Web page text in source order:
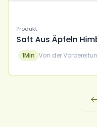
Produkt
Saft Aus Äpfeln
1Min Von der